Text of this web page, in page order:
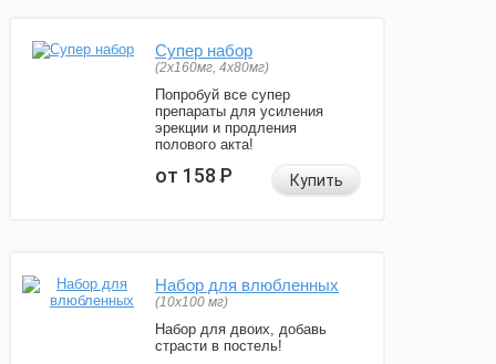
Супер набор
(2х160мг, 4х80мг)
Попробуй все супер
препараты для усиления
эрекции и продления
полового акта!
от 158Р Купить
Набор для влюбленных
(10х100 мг)
Набор для двоих, добавь
страсти в постель!